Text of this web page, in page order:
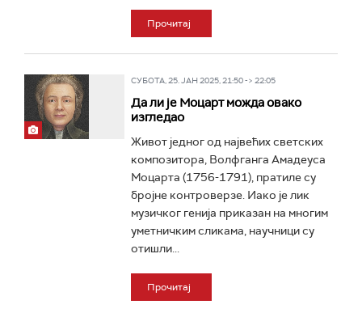
Прочитај
СУБОТА, 25. ЈАН 2025, 21:50 -> 22:05
Да ли је Моцарт можда овако
изгледао
Живот једног од највећих светских
композитора, Волфганга Амадеуса
Моцарта (1756-1791), пратиле су
бројне контроверзе. Иако је лик
музичког генија приказан на многим
уметничким сликама, научници су
отишли...
Прочитај